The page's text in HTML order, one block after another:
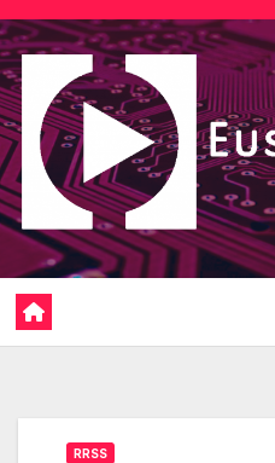
Saltar
al
contenido
RRSS